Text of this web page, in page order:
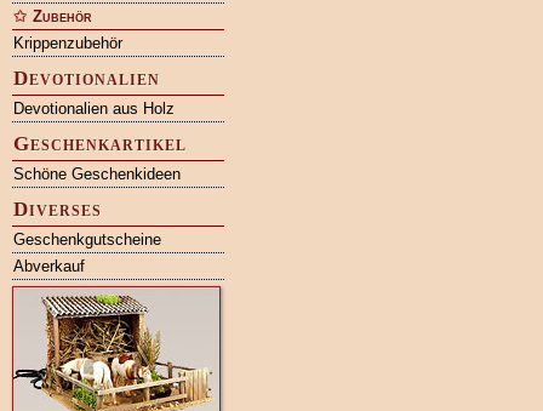
Zubehör
Krippenzubehör
Devotionalien
Devotionalien aus Holz
Geschenkartikel
Schöne Geschenkideen
Diverses
Geschenkgutscheine
Abverkauf